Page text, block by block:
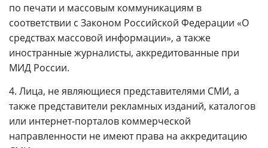
по печати и массовым коммуникациям в
соответствии с Законом Российской Федерации «О
средствах массовой информации», а также
иностранные журналисты, аккредитованные при
МИД России.
4. Лица, не являющиеся представителями СМИ, а
также представители рекламных изданий, каталогов
или интернет-порталов коммерческой
направленности не имеют права на аккредитацию